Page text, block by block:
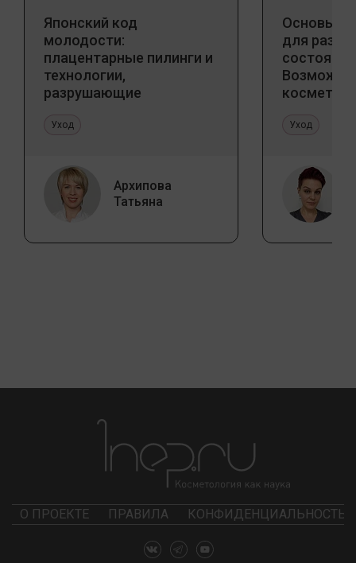
Японский код
молодости:
плацентарные пилинги и
технологии,
разрушающие
Уход
Архипова
Татьяна
Основы
для
Уход
О ПРОЕКТЕ ПРАВИЛА КОНФИДЕНЦИАЛЬНОСТЬ